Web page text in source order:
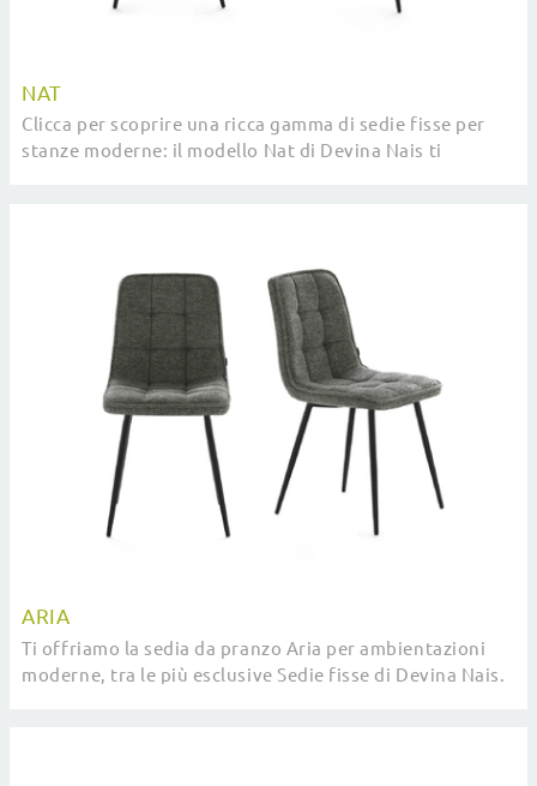
NAT
Clicca per scoprire una ricca gamma di sedie fisse per
stanze moderne: il modello Nat di Devina Nais ti
ARIA
Ti offriamo la sedia da pranzo Aria per ambientazioni
moderne, tra le più esclusive Sedie fisse di Devina Nais.